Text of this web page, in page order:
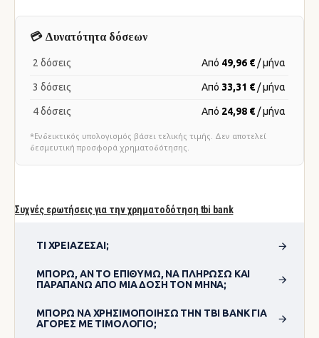
Συχνές ερωτήσεις για την χρηματοδότηση tbi bank
ΤΙ ΧΡΕΙΆΖΕΣΑΙ;
ΜΠΟΡΏ, ΑΝ ΤΟ ΕΠΙΘΥΜΏ, ΝΑ ΠΛΗΡΏΣΩ ΚΑΙ
ΠΑΡΑΠΆΝΩ ΑΠΌ ΜΊΑ ΔΌΣΗ ΤΟΝ ΜΉΝΑ;
ΜΠΟΡΏ ΝΑ ΧΡΗΣΙΜΟΠΟΊΗΣΩ ΤΗΝ TBI BANK ΓΙΑ
ΑΓΟΡΈΣ ΜΕ ΤΙΜΟΛΌΓΙΟ;
💳 Δυνατότητα δόσεων
2 δόσεις Από 49,96 € / μήνα
3 δόσεις Από 33,31 € / μήνα
4 δόσεις Από 24,98 € / μήνα
*Ενδεικτικός υπολογισμός βάσει τελικής τιμής. Δεν αποτελεί
δεσμευτική προσφορά χρηματοδότησης.